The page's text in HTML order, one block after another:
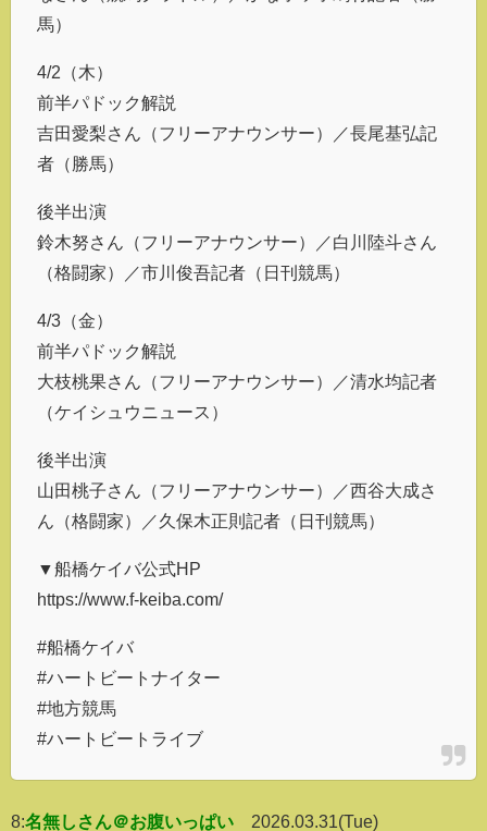
馬）
4/2（木）
前半パドック解説
吉田愛梨さん（フリーアナウンサー）／長尾基弘記
者（勝馬）
後半出演
鈴木努さん（フリーアナウンサー）／白川陸斗さん
（格闘家）／市川俊吾記者（日刊競馬）
4/3（金）
前半パドック解説
大枝桃果さん（フリーアナウンサー）／清水均記者
（ケイシュウニュース）
後半出演
山田桃子さん（フリーアナウンサー）／西谷大成さ
ん（格闘家）／久保木正則記者（日刊競馬）
▼船橋ケイバ公式HP
https://www.f-keiba.com/
#船橋ケイバ
#ハートビートナイター
#地方競馬
#ハートビートライブ
8:名無しさん＠お腹いっぱい
2026.03.31(Tue)